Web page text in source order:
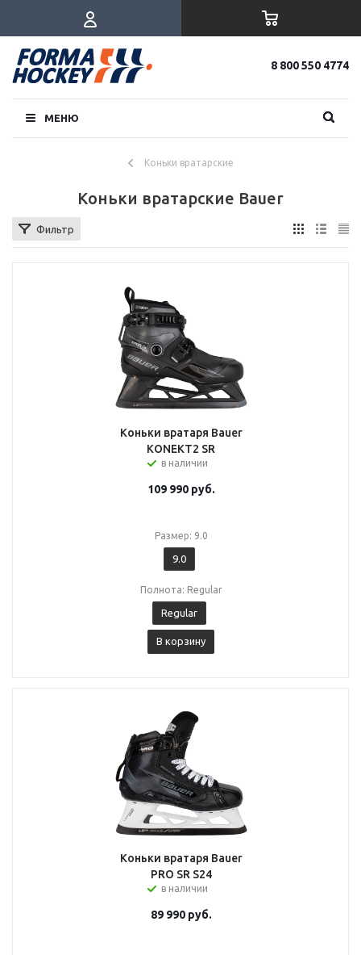
8 800 550 4774
МЕНЮ
Коньки вратарские
Коньки вратарские Bauer
Фильтр
Коньки вратаря Bauer
KONEKT2 SR
в наличии
109 990руб.
Размер: 9.0
9.0
Полнота: Regular
Regular
В корзину
Коньки вратаря Bauer
PRO SR S24
в наличии
89 990руб.